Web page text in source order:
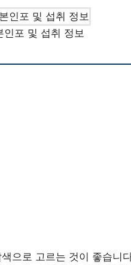
인포 및 섭취 정보
색으로 고르는 것이 좋습